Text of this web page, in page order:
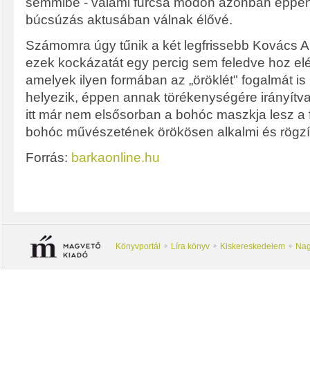
búcsúzás aktusában válnak élővé.
Számomra úgy tűnik a két legfrissebb Kovács
ezek kockázatát egy percig sem feledve hoz
amelyek ilyen formában az „öröklét" fogalmát
helyezik, éppen annak törékenységére
itt már nem elsősorban a bohóc maszkja lesz a
bohóc művészetének örökösen alkalmi és
Forrás: barkaonline.hu
Könyvportál Líra könyv Kiskereskedelem